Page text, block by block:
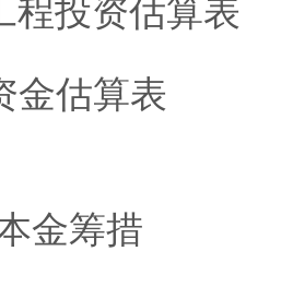
程投资估算表
金估算表
金筹措